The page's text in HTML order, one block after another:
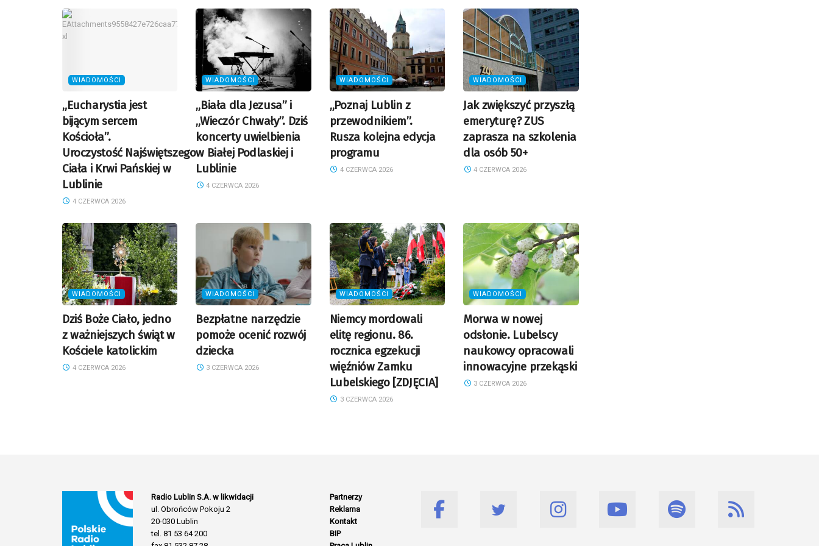
WIADOMOŚCI
„Eucharystia jest
bijącym sercem
Kościoła”.
Uroczystość Najświętszego
Ciała i Krwi Pańskiej w
Lublinie
4 CZERWCA 2026
WIADOMOŚCI
„Biała dla Jezusa” i
„Wieczór Chwały”. Dziś
koncerty uwielbienia
w Białej Podlaskiej i
Lublinie
4 CZERWCA 2026
WIADOMOŚCI
„Poznaj Lublin z
przewodnikiem”.
Rusza kolejna edycja
programu
4 CZERWCA 2026
WIADOMOŚCI
Jak zwiększyć przyszłą
emeryturę? ZUS
zaprasza na szkolenia
dla osób 50+
4 CZERWCA 2026
WIADOMOŚCI
Dziś Boże Ciało, jedno
z ważniejszych świąt w
Kościele katolickim
4 CZERWCA 2026
WIADOMOŚCI
Bezpłatne narzędzie
pomoże ocenić rozwój
dziecka
3 CZERWCA 2026
WIADOMOŚCI
Niemcy mordowali
elitę regionu. 86.
rocznica egzekucji
więźniów Zamku
Lubelskiego [ZDJĘCIA]
3 CZERWCA 2026
WIADOMOŚCI
Morwa w nowej
odsłonie. Lubelscy
naukowcy opracowali
innowacyjne przekąski
3 CZERWCA 2026
Radio Lublin S.A. w likwidacji
ul. Obrońców Pokoju 2
20-030 Lublin
tel. 81 53 64 200
Partnerzy
Reklama
Kontakt
BIP